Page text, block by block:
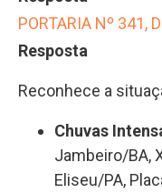
PORTARIA Nº 341,
Resposta
Reconhece a
Chuvas
Jambeiro/BA,
Eliseu/PA,